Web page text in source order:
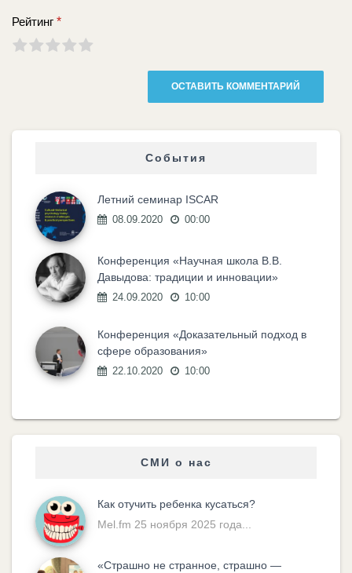
Рейтинг *
События
Летний семинар ISCAR
08.09.2020 00:00
Конференция «Научная школа В.В.
Давыдова: традиции и инновации»
24.09.2020 10:00
Конференция «Доказательный подход в
сфере образования»
22.10.2020 10:00
СМИ о нас
Как отучить ребенка кусаться?
Mel.fm 25 ноября 2025 года...
«Cтрашно не странное, страшно —